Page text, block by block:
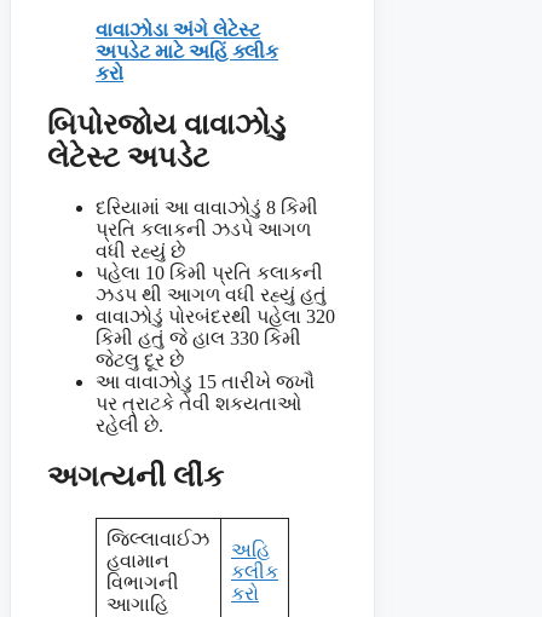
વાવાઝોડા અંગે લેટેસ્ટ
અપડેટ માટે અહિં ક્લીક
કરો
બિપોરજોય વાવાઝોડુ
લેટેસ્ટ અપડેટ
દરિયામાં આ વાવાઝોડું 8 કિમી
પ્રતિ કલાકની ઝડપે આગળ
વધી રહ્યું છે
પહેલા 10 કિમી પ્રતિ કલાકની
ઝડપ થી આગળ વધી રહ્યું હતું
વાવાઝોડું પોરબંદરથી પહેલા 320
કિમી હતું જે હાલ 330 કિમી
જેટલુ દૂર છે
આ વાવાઝોડુ 15 તારીખે જખૌ
પર ત્રાટકે તેવી શકયતાઓ
રહેલી છે.
અગત્યની લીંક
જિલ્લાવાઈઝ
હવામાન
વિભાગની
આગાહિ
અહિ
કલીક
કરો